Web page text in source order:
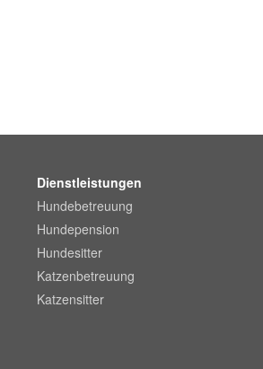
Dienstleistungen
Hundebetreuung
Hundepension
Hundesitter
Katzenbetreuung
Katzensitter